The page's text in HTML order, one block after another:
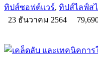
ทิปส์ซอฟต์แวร์, ทิปส์ไลฟ์ส
23 ธันวาคม 2564